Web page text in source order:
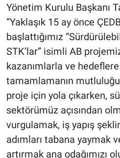
Yönetim Kurulu Başkanı
“Yaklaşık 15 ay önce
başlattığımız
STK’lar” isimli AB
kazanımlarla ve
tamamlamanın
proje için yola çıkarken,
sektörümüz açısından
vurgulamak, iş yapış
adımları tabana yaymak
artırmak ana odağımızı